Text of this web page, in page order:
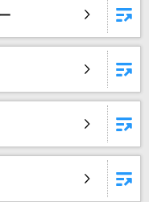
グなど
ック！